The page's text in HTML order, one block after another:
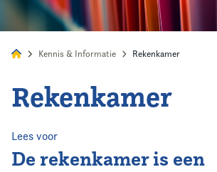
Home
Agenda
Kennis & Informatie Rekenkamer
Rekenkamer
Lees voor
De rekenkamer is een